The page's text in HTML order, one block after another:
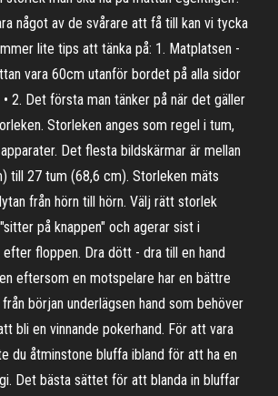
något av de svårare att få till kan vi tycka
lite tips att tänka på: 1. Matplatsen -
vara 60cm utanför bordet på alla sidor
2. Det första man tänker på när det gäller
Storleken anges som regel i tum,
Det flesta bildskärmar är mellan
till 27 tum (68,6 cm). Storleken mäts
från hörn till hörn. Välj rätt storlek
på knappen" och agerar sist i
efter floppen. Dra dött - dra till en hand
eftersom en motspelare har en bättre
början underlägsen hand som behöver
bli en vinnande pokerhand. För att vara
du åtminstone bluffa ibland för att ha en
Det bästa sättet för att blanda in bluffar